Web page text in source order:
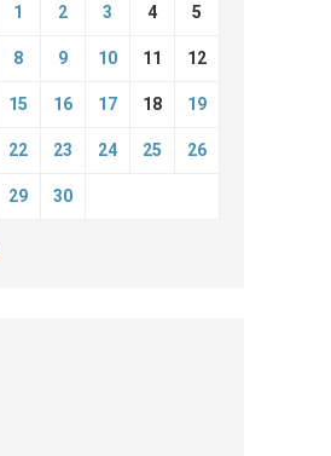
1 2 3 4 5
8 9 10 11 12
15 16 17 18 19
22 23 24 25 26
29 30